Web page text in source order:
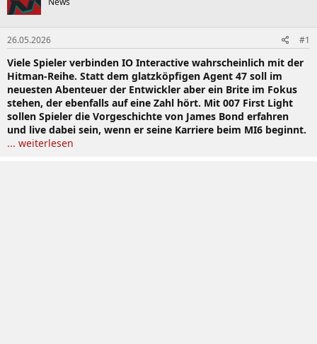
e
e
r
t
a
m
26.05.2026 #1
Viele Spieler verbinden IO Interactive wahrscheinlich mit der
Hitman-Reihe. Statt dem glatzköpfigen Agent 47 soll im
neuesten Abenteuer der Entwickler aber ein Brite im Fokus
stehen, der ebenfalls auf eine Zahl hört. Mit 007 First Light
sollen Spieler die Vorgeschichte von James Bond erfahren
und live dabei sein, wenn er seine Karriere beim MI6 beginnt.
... weiterlesen